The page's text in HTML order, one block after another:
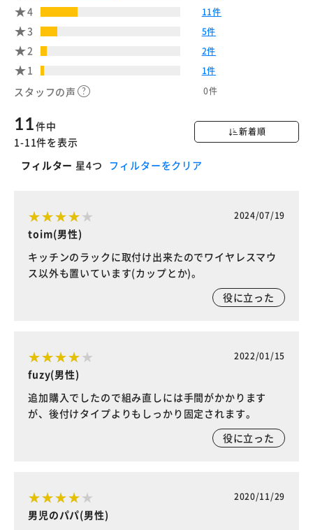
4 11件
3 5件
2 2件
1 1件
スタッフの声 0件
新着順
11件中
1-11件を表示
フィルター 星4つ フィルターをクリア
2024/07/19
toim(男性)
キッチンのラックに取付け出来たのでワイヤレスマウ
ス以外も置いています(カップとか)。
役に立った
2022/01/15
fuzy(男性)
追加購入でしたので組み直しには手間がかかります
が、後付けタイプよりもしっかり固定されます。
役に立った
2020/11/29
男児のパパ(男性)